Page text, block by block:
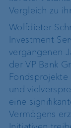
Vergleich zu
Wolfdieter
Investment
vergangenen
der VP Bank
und
eine
Vermögens